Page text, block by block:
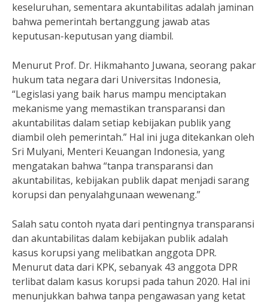
keseluruhan, sementara akuntabilitas adalah jaminan
bahwa pemerintah bertanggung jawab atas
keputusan-keputusan yang diambil.
Menurut Prof. Dr. Hikmahanto Juwana, seorang pakar
hukum tata negara dari Universitas Indonesia,
“Legislasi yang baik harus mampu menciptakan
mekanisme yang memastikan transparansi dan
akuntabilitas dalam setiap kebijakan publik yang
diambil oleh pemerintah.” Hal ini juga ditekankan oleh
Sri Mulyani, Menteri Keuangan Indonesia, yang
mengatakan bahwa “tanpa transparansi dan
akuntabilitas, kebijakan publik dapat menjadi sarang
korupsi dan penyalahgunaan wewenang.”
Salah satu contoh nyata dari pentingnya transparansi
dan akuntabilitas dalam kebijakan publik adalah
kasus korupsi yang melibatkan anggota DPR.
Menurut data dari KPK, sebanyak 43 anggota DPR
terlibat dalam kasus korupsi pada tahun 2020. Hal ini
menunjukkan bahwa tanpa pengawasan yang ketat